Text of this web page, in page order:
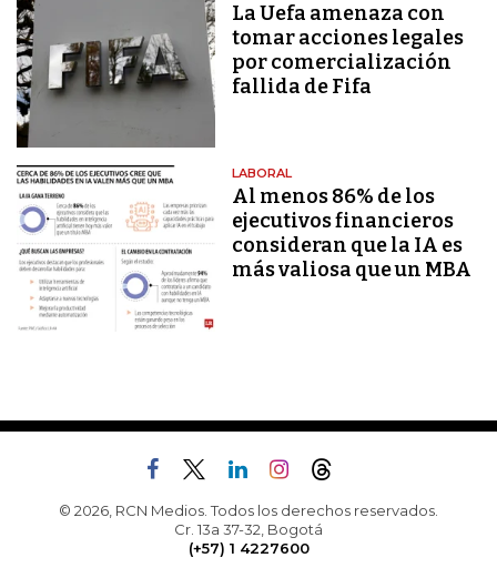
La Uefa amenaza con
tomar acciones legales
por comercialización
fallida de Fifa
LABORAL
Al menos 86% de los
ejecutivos financieros
consideran que la IA es
más valiosa que un MBA
© 2026, RCN Medios. Todos los derechos reservados.
Cr. 13a 37-32, Bogotá
(+57) 1 4227600